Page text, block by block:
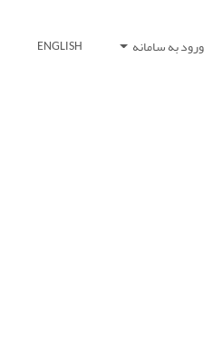
ورود به سامانه ENGLISH